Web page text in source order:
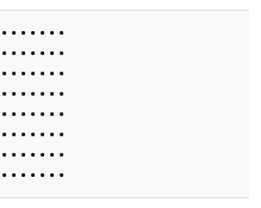
• • • • • • •
• • • • • • •
• • • • • • •
• • • • • • •
• • • • • • •
• • • • • • •
• • • • • • •
• • • • • • •